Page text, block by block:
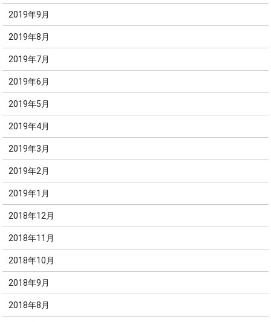
2019年9月
2019年8月
2019年7月
2019年6月
2019年5月
2019年4月
2019年3月
2019年2月
2019年1月
2018年12月
2018年11月
2018年10月
2018年9月
2018年8月